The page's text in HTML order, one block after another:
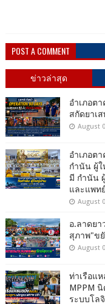
POST A COMMENT
ข่าวล่าสุด
อำเภอต
สกัดยาเ
August
อำเภอต
กำนัน ผู้
มี กำนัน
และแพท
August
อ.ลาดย
สุภาพ"ขยั
August
ท่าเรือแ
MPPM
ระบบโล